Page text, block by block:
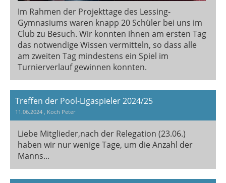
Im Rahmen der Projekttage des Lessing-
Gymnasiums waren knapp 20 Schüler bei uns im
Club zu Besuch. Wir konnten ihnen am ersten Tag
das notwendige Wissen vermitteln, so dass alle
am zweiten Tag mindestens ein Spiel im
Turnierverlauf gewinnen konnten.
Treffen der Pool-Ligaspieler 2024/25
11.06.2024 , Koch Peter
Liebe Mitglieder,nach der Relegation (23.06.)
haben wir nur wenige Tage, um die Anzahl der
Manns...